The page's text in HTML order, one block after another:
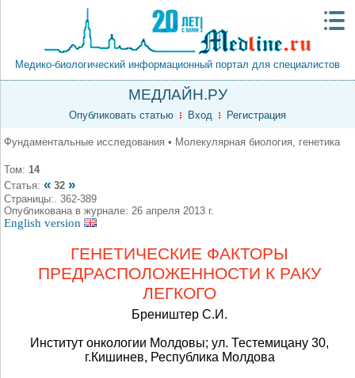
Медико-биологический информационный портал для специалистов
МЕДЛАЙН.РУ
Опубликовать статью Вход Регистрация
Фундаментальные исследования • Молекулярная биология, генетика
Том: 14
Статья: « 32 »
Страницы:. 362-389
Опубликована в журнале: 26 апреля 2013 г.
English version
ГЕНЕТИЧЕСКИЕ ФАКТОРЫ
ПРЕДРАСПОЛОЖЕННОСТИ К РАКУ
ЛЕГКОГО
Бреништер С.И.
Институт онкологии Молдовы; ул. Тестемицану 30,
г.Кишинев, Республика Молдова